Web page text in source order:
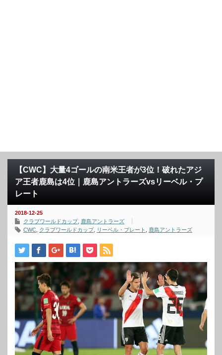
【CWC】大量4ゴールの南米王者が3位！破れたアジ
ア王者鹿島は4位｜鹿島アントラーズvsリーベル・プ
レート
2018-12-25
クラブワールドカップ, 鹿島アントラーズ
CWC クラブワールドカップ, リーベル・プレート 鹿島アントラーズ